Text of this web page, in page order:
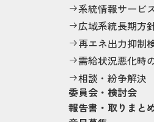
系統情報サービ
広域系統長期方
再エネ出力抑制
需給状況悪化時
相談・紛争解決
委員会・検討会
報告書・取りまと